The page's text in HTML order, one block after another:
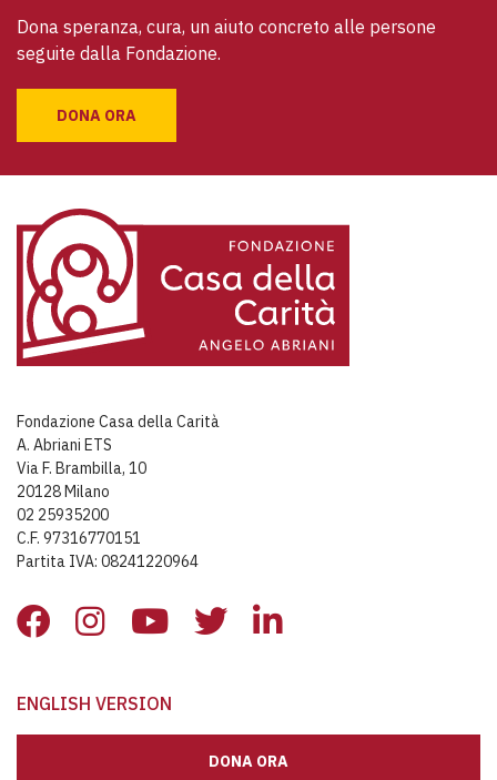
Dona speranza, cura, un aiuto concreto alle persone
seguite dalla Fondazione.
DONA ORA
Fondazione Casa della Carità
A. Abriani ETS
Via F. Brambilla, 10
20128 Milano
02 25935200
C.F. 97316770151
Partita IVA: 08241220964
ENGLISH VERSION
DONA ORA